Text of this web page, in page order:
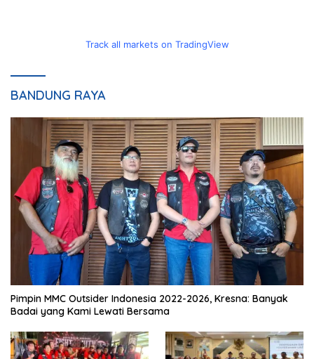
Track all markets on TradingView
BANDUNG RAYA
Pimpin MMC Outsider Indonesia 2022-2026, Kresna: Banyak
Badai yang Kami Lewati Bersama